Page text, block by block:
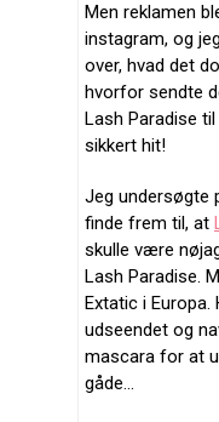
Men reklamen
instagram, og
over, hvad det
hvorfor sendte
Lash Paradise
sikkert hit!
Jeg undersøgte
finde frem til, at
skulle være
Lash Paradise.
Extatic i
udseendet og
mascara for at
gåde…